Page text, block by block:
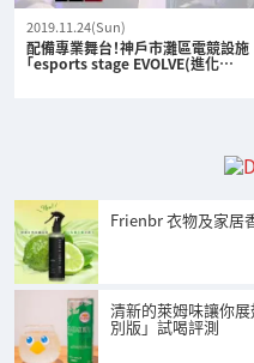
2019.11.24(Sun)
配備專業舞台！神戶市灘區電競設施
「esports stage EVOLVE(進化…
Frienbr 衣物及家居
清新的萊姆味讓你
別版」試喝評測